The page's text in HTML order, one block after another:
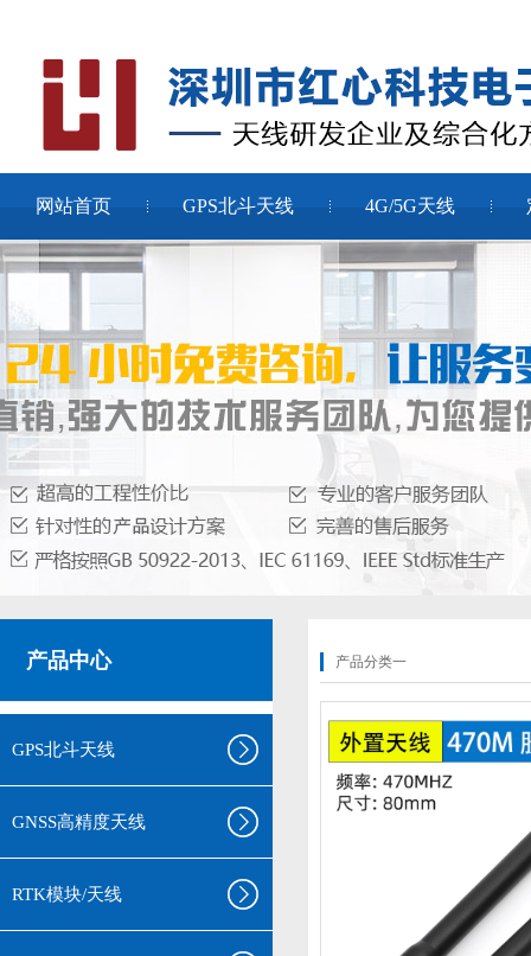
网站首页 GPS北斗天线 4G/5G天线
产品中心
GPS北斗天线
GNSS高精度天线
RTK模块/天线
产品分类一